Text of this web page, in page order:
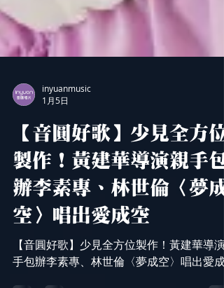
inyuanmusic
1月5日
【音圓好歌】少見全方位
製作！黃建華導演親手包
辦李素專、林世倫〈夢成
空〉唱出愛成空